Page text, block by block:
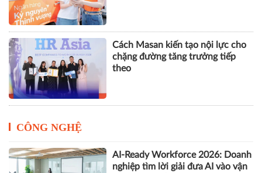
Cách Masan kiến tạo nội lực cho
chặng đường tăng trưởng tiếp
theo
CÔNG NGHỆ
AI-Ready Workforce 2026: Doanh
nghiệp tìm lời giải đưa AI vào vận